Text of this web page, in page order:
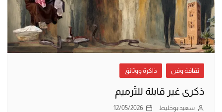
ثقافة وفن ذاكرة ووثائق
ذكرى غير قابلة للتّرميم
سعيد بوخليط 12/05/2026